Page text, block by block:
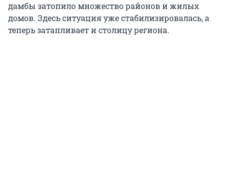
дамбы затопило множество районов и жилых
домов. Здесь ситуация уже стабилизировалась, а
теперь затапливает и столицу региона.